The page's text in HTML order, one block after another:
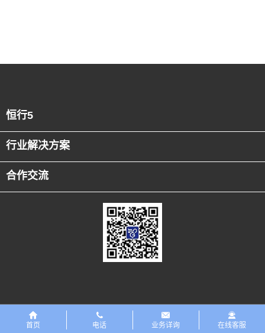
恒行5
行业解决方案
合作交流
友情链接 恒行5PreMaint设备数字化平台
首页 电话 业务详询 在线客服